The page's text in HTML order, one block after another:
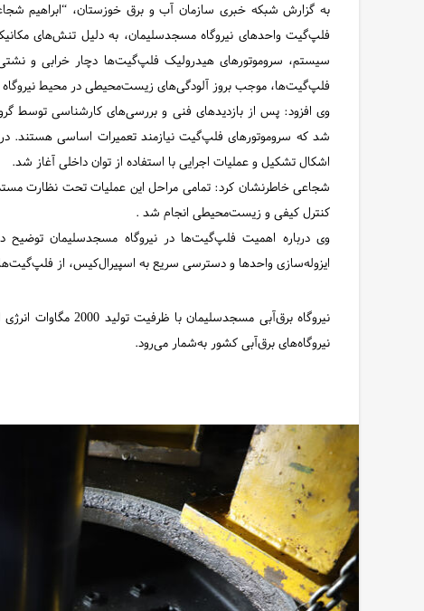
به گزارش شبکه خبری سازمان آب و برق خوزستان، “ابراهیم
فلپ‌گیت واحدهای نیروگاه مسجدسلیمان، به دلیل تنش‌های
سیستم، سروموتورهای هیدرولیک فلپ‌گیت‌ها دچار خرابی و
فلپ‌گیت‌ها، موجب بروز آلودگی‌های زیست‌محیطی در محیط
وی افزود: پس از بازدیدهای فنی و بررسی‌های کارشناسی توسط
شد که سروموتورهای فلپ‌گیت نیازمند تعمیرات اساسی هستند.
اشکال تشکیل و عملیات اجرایی با استفاده از توان داخلی آغاز شد.
شجاعی خاطرنشان کرد: تمامی مراحل این عملیات تحت نظارت
کنترل کیفی و زیست‌محیطی انجام شد .
وی درباره اهمیت فلپ‌گیت‌ها در نیروگاه مسجدسلیمان توضیح
ایزوله‌سازی واحدها و دسترسی سریع به اسپیرال‌کیس، از
نیروگاه‌های برق‌آبی کشور به‌شمار می‌رود.